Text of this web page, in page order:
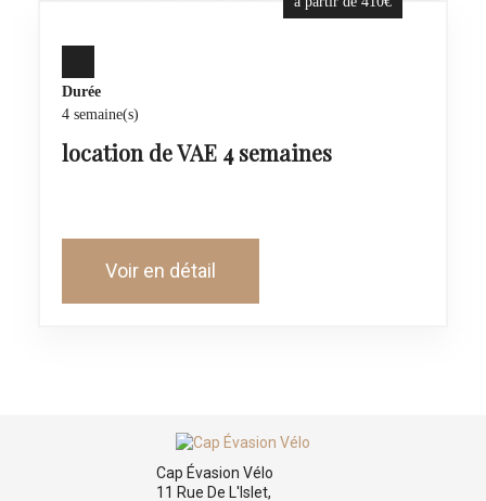
Durée
4 semaine(s)
location de VAE 4 semaines
Voir en détail
Cap Évasion Vélo
11 Rue De L'Islet,